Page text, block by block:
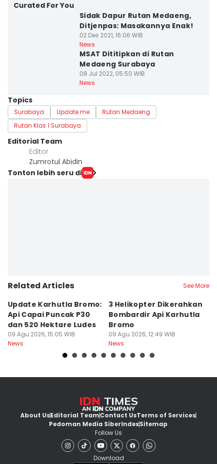
Curated For You
Sidak Dapur Rutan Medaeng,
Ditjenpas: Masakannya Enak!
02 Des 2021, 16:06 WIB
News
MSAT Dititipkan di Rutan
Medaeng Surabaya
08 Jul 2022, 05:50 WIB
News
Topics
Surabaya Update me
Rutan Medaeng
Rutan Klas 1 Surabaya
Editorial Team
Editor
Zumrotul Abidin
Tonton lebih seru di
Related Articles See More
Update Karhutla Bromo:
Api Capai Puncak P30
dan 520 Hektare Ludes
09 Agu 2026, 15:05 WIB
News
3 Helikopter Dikerahkan
Bombardir Api Karhutla
Bromo
09 Agu 2026, 12:49 WIB
News
About UsEditorial TeamContact UsTerms of Services
Pedoman Media SiberIndexSitemap
Follow Us
Download